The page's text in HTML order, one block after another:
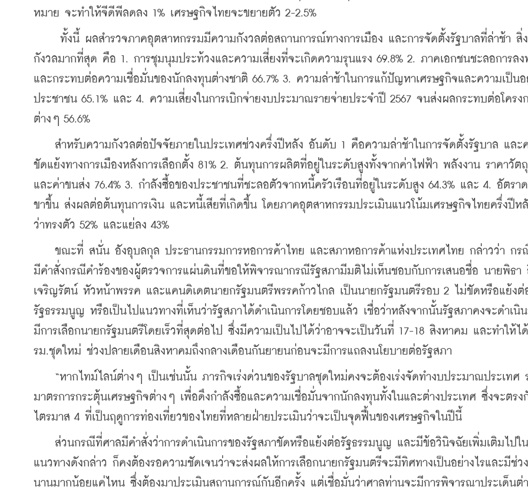
หมาย จะทำให้จีดีพีลดลง 1% เศรษฐกิจไทยจะขยายตัว 2-2.5%
ทั้งนี้ ผลสำรวจภาคอุตสาหกรรมมีความกังวลต่อสถานการณ์ทางการเมือง และการจัดตั้งรัฐบาลที่ล่าช้า สิ่
กังวลมากที่สุด คือ 1. การชุมนุมประท้วงและความเสี่ยงที่จะเกิดความรุนแรง 69.8% 2. ภาคเอกชนชะลอการล
และกระทบต่อความเชื่อมั่นของนักลงทุนต่างชาติ 66.7% 3. ความล่าช้าในการแก้ปัญหาเศรษฐกิจและความเป็นอ
ประชาชน 65.1% และ 4. ความเสี่ยงในการเบิกจ่ายงบประมาณรายจ่ายประจำปี 2567 จนส่งผลกระทบต่อโครง
ต่างๆ 56.6%
สำหรับความกังวลต่อปัจจัยภายในประเทศช่วงครึ่งปีหลัง อันดับ 1 คือความล่าช้าในการจัดตั้งรัฐบาล และ
ขัดแย้งทางการเมืองหลังการเลือกตั้ง 81% 2. ต้นทุนการผลิตที่อยู่ในระดับสูงทั้งจากค่าไฟฟ้า พลังงาน ราคาวัต
และค่าขนส่ง 76.4% 3. กำลังซื้อของประชาชนที่ชะลอตัวจากหนี้ครัวเรือนที่อยู่ในระดับสูง 64.3% และ 4. อัตรา
ขาขึ้น ส่งผลต่อต้นทุนการเงิน และหนี้เสียที่เกิดขึ้น โดยภาคอุตสาหกรรมประเมินแนวโน้มเศรษฐกิจไทยครึ่งปีห
ว่าทรงตัว 52% และแย่ลง 43%
ขณะที่ สนั่น อังอุบลกุล ประธานกรรมการหอการค้าไทย และสภาหอการค้าแห่งประเทศไทย กล่าวว่า กร
มีคำสั่งกรณีคำร้องของผู้ตรวจการแผ่นดินที่ขอให้พิจารณากรณีรัฐสภามีมติไม่เห็นชอบกับการเสนอชื่อ นายพิธา
เจริญรัตน์ หัวหน้าพรรค และแคนดิเดตนายกรัฐมนตรีพรรคก้าวไกล เป็นนายกรัฐมนตรีรอบ 2 ไม่ขัดหรือแย้งต่
รัฐธรรมนูญ หรือเป็นไปแนวทางที่เห็นว่ารัฐสภาได้ดำเนินการโดยชอบแล้ว เชื่อว่าหลังจากนั้นรัฐสภาคงจะดำเนิน
มีการเลือกนายกรัฐมนตรีโดยเร็วที่สุดต่อไป ซึ่งมีความเป็นไปได้ว่าอาจจะเป็นวันที่ 17-18 สิงหาคม และทำให้ไ
รม.ชุดใหม่ ช่วงปลายเดือนสิงหาคมถึงกลางเดือนกันยายนก่อนจะมีการแถลงนโยบายต่อรัฐสภา
“หากไทม์ไลน์ต่างๆ เป็นเช่นนั้น ภารกิจเร่งด่วนของรัฐบาลชุดใหม่คงจะต้องเร่งจัดทำงบประมาณประเทศ
มาตรการกระตุ้นเศรษฐกิจต่างๆ เพื่อดึงกำลังซื้อและความเชื่อมั่นจากนักลงทุนทั้งในและต่างประเทศ ซึ่งจะตรง
ไตรมาส 4 ที่เป็นฤดูการท่องเที่ยวของไทยที่หลายฝ่ายประเมินว่าจะเป็นจุดฟื้นของเศรษฐกิจในปีนี้
ส่วนกรณีที่ศาลมีคำสั่งว่าการดำเนินการของรัฐสภาขัดหรือแย้งต่อรัฐธรรมนูญ และมีข้อวินิจฉัยเพิ่มเติมไปใน
แนวทางดังกล่าว ก็คงต้องรอความชัดเจนว่าจะส่งผลให้การเลือกนายกรัฐมนตรีจะมีทิศทางเป็นอย่างไรและมีช่วง
นานมากน้อยแค่ไหน ซึ่งต้องมาประเมินสถานการณ์กันอีกครั้ง แต่เชื่อมั่นว่าศาลท่านจะมีการพิจารณาประเด็นต่